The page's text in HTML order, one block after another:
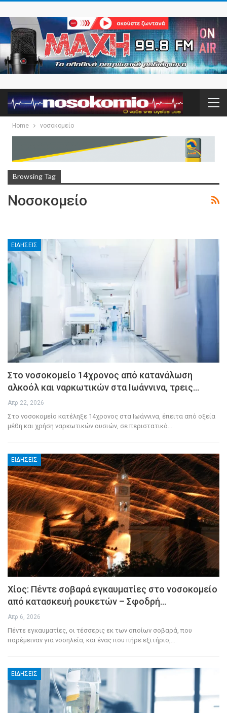
Home νοσοκομείο
Browsing Tag
Νοσοκομείο
ΕΙΔΉΣΕΙΣ
Στο νοσοκομείο 14χρονος από κατανάλωση
αλκοόλ και ναρκωτικών στα Ιωάννινα, τρεις…
Απρ 22, 2026
Στο νοσοκομείο κατέληξε 14χρονος στα Ιωάννινα, έπειτα από οξεία
μέθη και χρήση ναρκωτικών ουσιών, σε περιστατικό
ΕΙΔΉΣΕΙΣ
Χίος: Πέντε σοβαρά εγκαυματίες στο νοσοκομείο
από κατασκευή ρουκετών – Σφοδρή…
Απρ 6, 2026
Πέντε εγκαυματίες, οι τέσσερις εκ των οποίων σοβαρά, που
παρέμειναν για νοσηλεία, και ένας που πήρε εξιτήριο,…
ΕΙΔΉΣΕΙΣ